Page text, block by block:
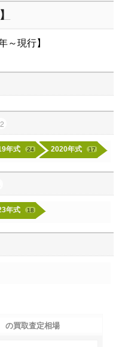
年式 24 2020年式 17
年式 18
の買取査定相場